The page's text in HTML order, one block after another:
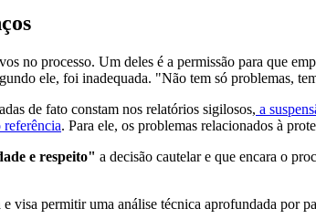
no processo. Um deles é a permissão para que
ele, foi inadequada. "Não tem só problemas,
de fato constam nos relatórios sigilosos, a
referência. Para ele, os problemas relacionados à
e respeito" a decisão cautelar e que encara o
visa permitir uma análise técnica aprofundada por